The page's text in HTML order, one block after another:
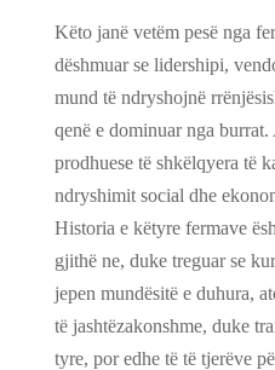
Këto janë vetëm pesë nga
dëshmuar se lidershipi,
mund të ndryshojnë
qenë e dominuar nga
prodhuese të shkëlqyera të
ndryshimit social dhe
Historia e këtyre fermave
gjithë ne, duke treguar se
jepen mundësitë e duhura,
të jashtëzakonshme, duke
tyre, por edhe të të tjerëve